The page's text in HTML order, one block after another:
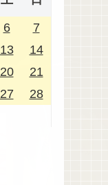
6
7
13
14
20
21
27
28